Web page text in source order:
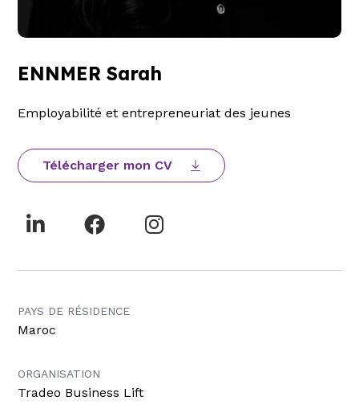
ENNMER Sarah
Employabilité et entrepreneuriat des jeunes
Télécharger mon CV
PAYS DE RÉSIDENCE
Maroc
ORGANISATION
Tradeo Business Lift